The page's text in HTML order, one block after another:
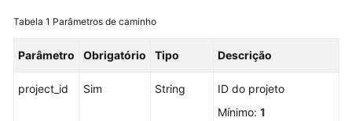
começar
Chamada
APIs
Tabela 1 Parâmetros de caminho
Parâmetro Obrigatório Tipo Descrição
project_id Sim String
ID do projeto
Mínimo: 1